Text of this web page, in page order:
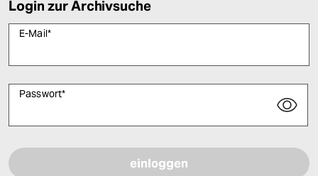
Login zur Archivsuche
E-Mail*
Passwort*